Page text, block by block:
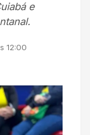
e
12:00